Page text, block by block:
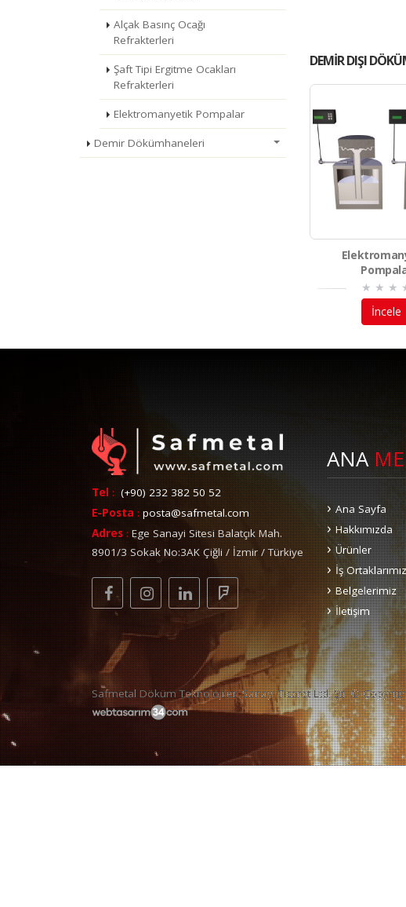
Alçak Basınç Ocağı
Refrakterleri
Şaft Tipi Ergitme Ocakları
Refrakterleri
Elektromanyetik Pompalar
Demir Dökümhaneleri
DEMIR DIŞI
İncele
Tel:(+90) 232 382 50 52
E-Posta:posta@safmetal.com
Adres:Ege Sanayi Sitesi Balatçık Mah.
8901/3 Sokak No:3AK Çiğli / İzmir / Türkiye
ANA
Ana Sayfa
Hakkımızda
Ürünler
İş Ortaklarımız
Belgelerimiz
İletişim
Safmetal Döküm Teknolojileri Sanayi Ticaret Ltd. Şti. ©